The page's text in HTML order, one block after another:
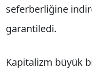
seferberliğine
garantiledi.
Kapitalizm büyük